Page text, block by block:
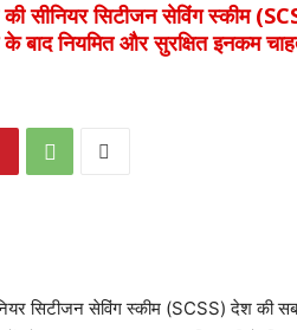
सिटीजन सेविंग स्कीम
बाद नियमित और सुरक्षित इनकम
सिटीजन सेविंग स्कीम (SCSS) देश की